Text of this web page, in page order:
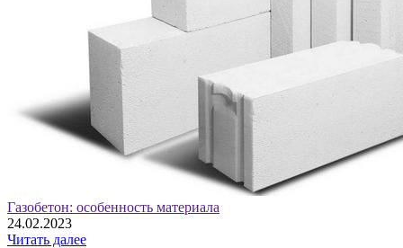
Газобетон: особенность материала
24.02.2023
Читать далее